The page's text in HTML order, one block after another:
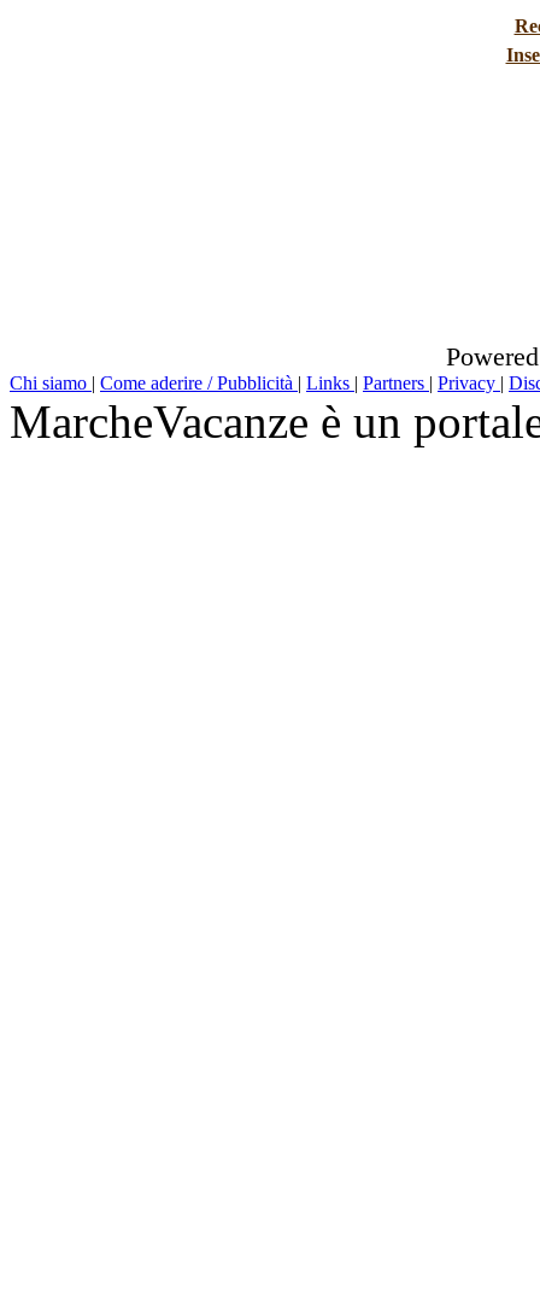
Chi siamo | Come aderire / Pubblicità | Links | Partners | Privacy |
MarcheVacanze è un